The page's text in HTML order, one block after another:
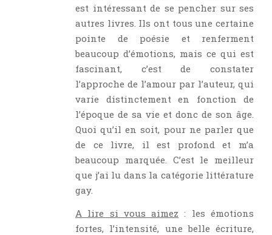
est intéressant de se pencher sur ses
autres livres. Ils ont tous une certaine
pointe de poésie et renferment
beaucoup d’émotions, mais ce qui est
fascinant, c’est de constater
l’approche de l’amour par l’auteur, qui
varie distinctement en fonction de
l’époque de sa vie et donc de son âge.
Quoi qu’il en soit, pour ne parler que
de ce livre, il est profond et m’a
beaucoup marquée. C’est le meilleur
que j’ai lu dans la catégorie littérature
gay.
A lire si vous aimez : les émotions
fortes, l’intensité, une belle écriture,